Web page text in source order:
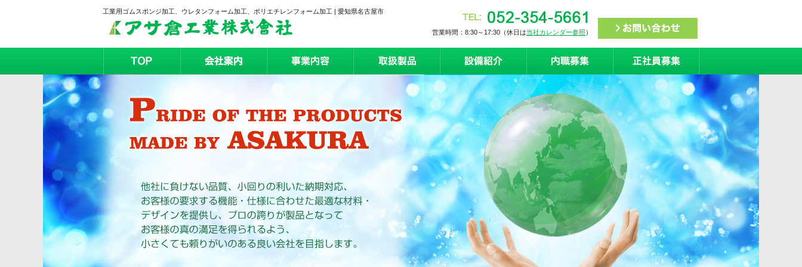
工業用ゴムスポンジ加工、ウレタンフォーム加工、ポリエチレンフォーム加工 | 愛知県名古屋市
営業時間：8:30～17:30（休日は当社カレンダー参照 ）